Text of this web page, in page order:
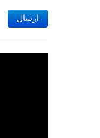
ارسال